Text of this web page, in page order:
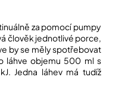
za pomocí pumpy
člověk jednotlivé porce,
by se měly spotřebovat
láhve objemu 500 ml s
Jedna láhev má tudíž